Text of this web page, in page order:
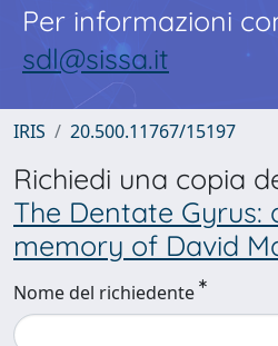
Per informazioni
sdl@sissa.it
IRIS 20.500.11767/15197
Richiedi una copia
The Dentate Gyrus:
memory of David
Nome del richiedente